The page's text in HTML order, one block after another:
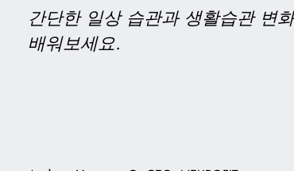
간단한 일상 습관과 생활습관 변
배워보세요.